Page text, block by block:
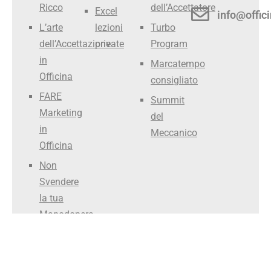
Ricco
L’arte
dell’Accettazione
in
Officina
FARE
Marketing
in
Officina
Non
Svendere
la tua
Manodopera
Excel
lezioni
private
dell’Accettatore
Turbo
Program
Marcatempo
consigliato
Summit
del
Meccanico